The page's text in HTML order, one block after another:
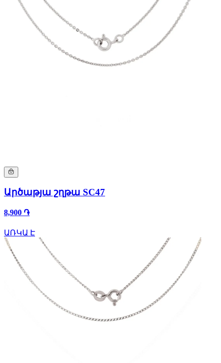
Արծաթյա շղթա SC47
8,900 ֏
ԱՌԿԱ Է